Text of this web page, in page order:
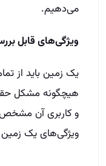
می‌دهیم.
ویژگی‌های قابل
یک زمین باید از
هیچگونه مشکل
و کاربری آن
ویژگی‌های یک